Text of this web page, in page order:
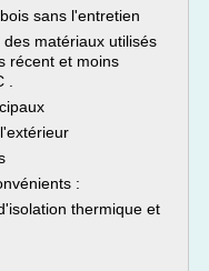
sans l'entretien
matériaux utilisés
récent et moins
:
thermique et